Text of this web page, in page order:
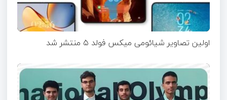
اولین تصاویر شیائومی میکس فولد ۵ منتشر شد